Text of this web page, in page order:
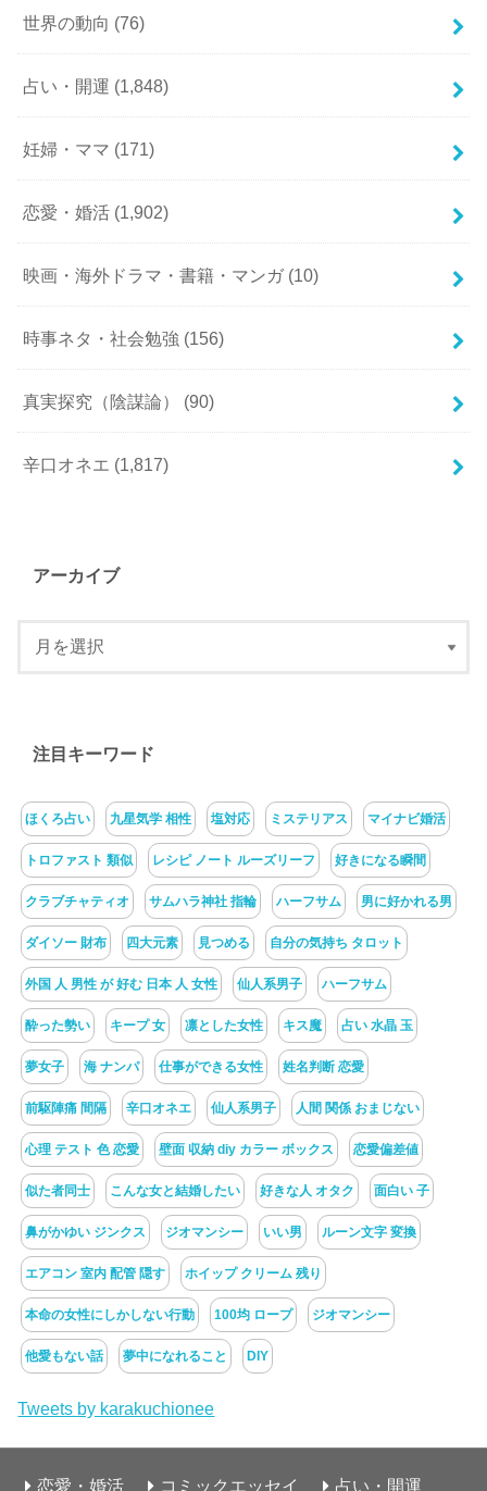
世界の動向 (76)
占い・開運 (1,848)
妊婦・ママ (171)
恋愛・婚活 (1,902)
映画・海外ドラマ・書籍・マンガ (10)
時事ネタ・社会勉強 (156)
真実探究（陰謀論） (90)
辛口オネエ (1,817)
アーカイブ
注目キーワード
ほくろ占い 九星気学 相性 塩対応 ミステリアス マイナビ婚活
トロファスト 類似 レシピ ノート ルーズリーフ 好きになる瞬間
クラブチャティオ サムハラ神社 指輪 ハーフサム 男に好かれる男
ダイソー 財布 四大元素 見つめる 自分の気持ち タロット
外国 人 男性 が 好む 日本 人 女性 仙人系男子 ハーフサム
酔った勢い キープ 女 凛とした女性 キス魔 占い 水晶 玉
夢女子 海 ナンパ 仕事ができる女性 姓名判断 恋愛
前駆陣痛 間隔 辛口オネエ 仙人系男子 人間 関係 おまじない
心理 テスト 色 恋愛 壁面 収納 diy カラー ボックス 恋愛偏差値
似た者同士 こんな女と結婚したい 好きな人 オタク 面白い 子
鼻がかゆい ジンクス ジオマンシー いい男 ルーン文字 変換
エアコン 室内 配管 隠す ホイップ クリーム 残り
本命の女性にしかしない行動 100均 ロープ ジオマンシー
他愛もない話 夢中になれること DIY
Tweets by karakuchionee
恋愛・婚活 コミックエッセイ 占い・開運